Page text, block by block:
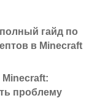
гайд по
в Minecraft
проблему